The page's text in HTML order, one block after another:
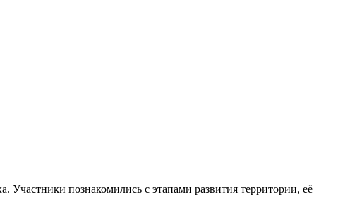
Участники познакомились с этапами развития территории, её